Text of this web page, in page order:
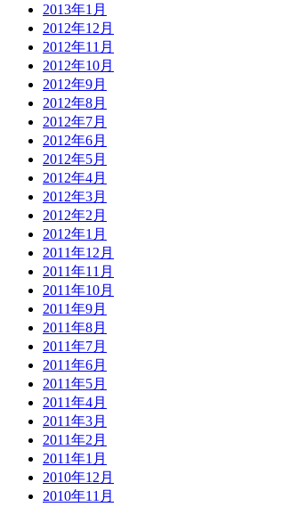
2013年1月
2012年12月
2012年11月
2012年10月
2012年9月
2012年8月
2012年7月
2012年6月
2012年5月
2012年4月
2012年3月
2012年2月
2012年1月
2011年12月
2011年11月
2011年10月
2011年9月
2011年8月
2011年7月
2011年6月
2011年5月
2011年4月
2011年3月
2011年2月
2011年1月
2010年12月
2010年11月